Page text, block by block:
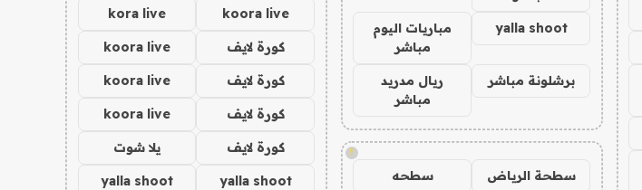
yalla shoot
مباريات اليوم
مباشر
برشلونة مباشر
ريال مدريد
مباشر
!
سطحة الرياض سطحه
koora live
kora live
كورة لايف koora live
كورة لايف koora live
كورة لايف koora live
كورة لايف يلا شوت
yalla shoot
yalla shoot